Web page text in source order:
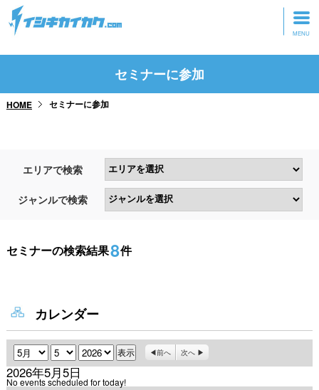
トップページ
研修・ツアーに参加
セミナーに参加
HOME セミナーに参加
エリアで検索
ジャンルで検索
セミナーの検索結果8件
カレンダー
月 日 年 前へ 次へ
2026年5月5日
No events scheduled for today!